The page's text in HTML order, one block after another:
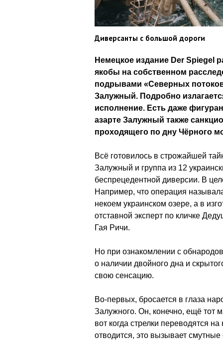
Диверсанты с большой дороги
Немецкое издание Der Spiegel
якобы на собственном
подрывами «Северных
Залужный. Подробно
исполнение. Есть даже
азарте Залужный также
проходящего по дну Чёрного
Всё готовилось в строжайшей
Залужный и группа из 12
беспрецедентной диверсии. В
Например, что операция
некоем украинском озере, а в
отставной эксперт по кличке
Гая Ричи.
Но при ознакомлении с
о наличии двойного дна и
свою сенсацию.
Во-первых, бросается в глаза
Залужного. Он, конечно, ещё тот
вот когда стрелки переводятся
отводится, это вызывает